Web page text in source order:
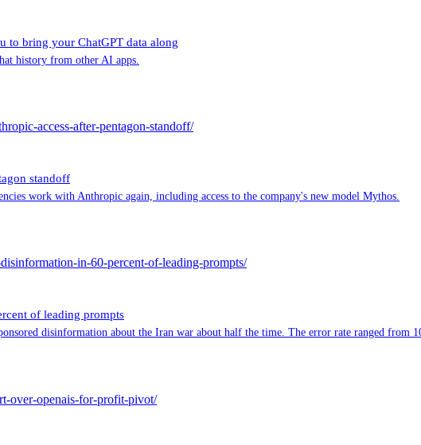
to bring your ChatGPT data along
history from other AI apps.
access-after-pentagon-standoff/
standoff
work with Anthropic again, including access to the company's new model Mythos.
in-60-percent-of-leading-prompts/
of leading prompts
disinformation about the Iran war about half the time. The error rate ranged from
over-openais-for-profit-pivot/